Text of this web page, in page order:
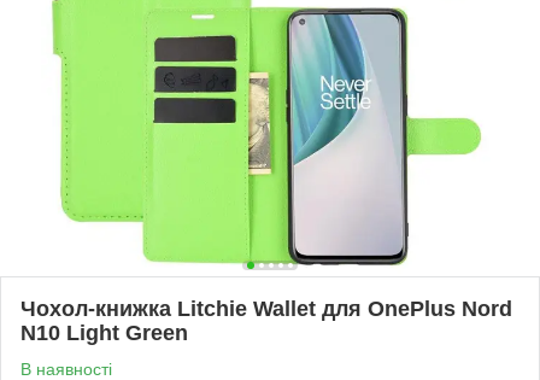
Чохол-книжка Litchie Wallet для OnePlus Nord
N10 Light Green
В наявності